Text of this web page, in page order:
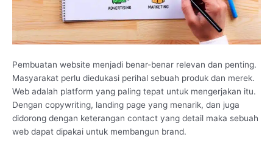
Pembuatan website menjadi benar-benar relevan dan penting.
Masyarakat perlu diedukasi perihal sebuah produk dan merek.
Web adalah platform yang paling tepat untuk mengerjakan itu.
Dengan copywriting, landing page yang menarik, dan juga
didorong dengan keterangan contact yang detail maka sebuah
web dapat dipakai untuk membangun brand.